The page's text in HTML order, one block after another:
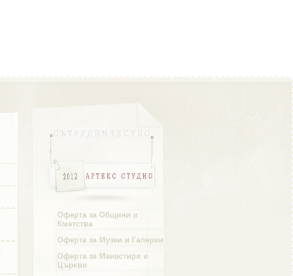
Оферта за Общини и
Кметства
Оферта за Музеи и Галерии
Оферта за Манастири и
Църкви